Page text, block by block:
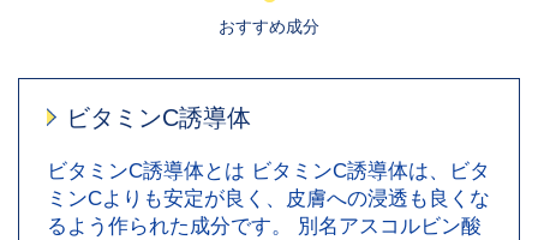
おすすめ成分
ビタミンC誘導体
ビタミンC誘導体とは ビタミンC誘導体は、ビタ
ミンCよりも安定が良く、皮膚への浸透も良くな
るよう作られた成分です。 別名アスコルビン酸